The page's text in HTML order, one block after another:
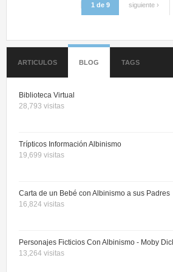
1 de 9 siguiente ›
ARTICULOS BLOG TAGS
Biblioteca Virtual
28,793 visitas
Trípticos Información Albinismo
19,699 visitas
Carta de un Bebé con Albinismo a sus Padres
16,824 visitas
Personajes Ficticios Con Albinismo - Moby
13,264 visitas